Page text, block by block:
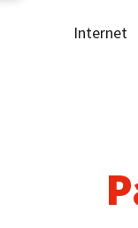
Internet